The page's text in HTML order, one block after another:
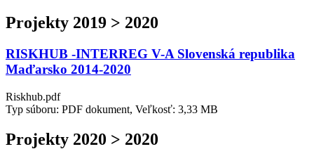
Projekty 2019 > 2020
RISKHUB -INTERREG V-A Slovenská republika
Maďarsko 2014-2020
Riskhub.pdf
Typ súboru: PDF dokument, Veľkosť: 3,33 MB
Projekty 2020 > 2020